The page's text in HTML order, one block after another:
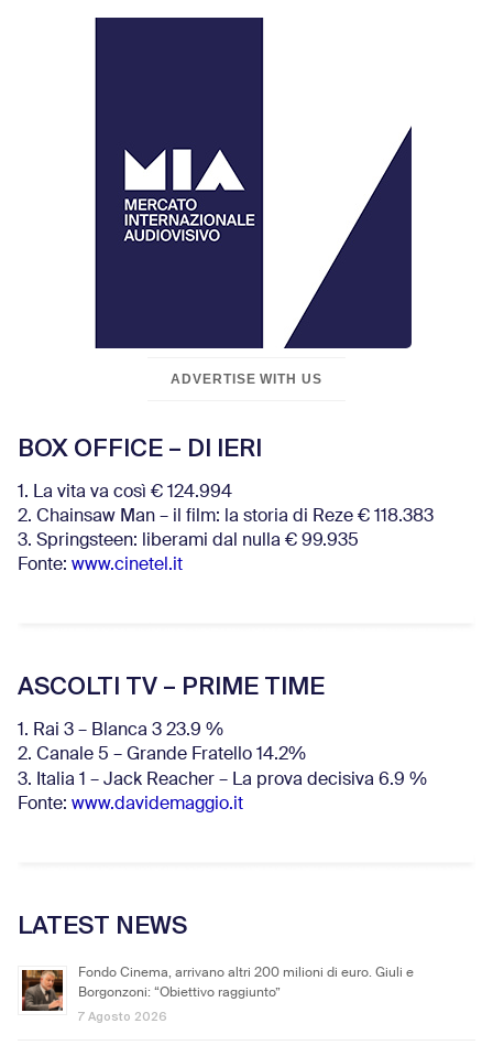
ADVERTISE WITH US
BOX OFFICE – DI IERI
1. La vita va così € 124.994
2. Chainsaw Man – il film: la storia di Reze € 118.383
3. Springsteen: liberami dal nulla € 99.935
Fonte: www.cinetel.it
ASCOLTI TV – PRIME TIME
1. Rai 3 – Blanca 3 23.9 %
2. Canale 5 – Grande Fratello 14.2%
3. Italia 1 – Jack Reacher – La prova decisiva 6.9 %
Fonte: www.davidemaggio.it
LATEST NEWS
Fondo Cinema, arrivano altri 200 milioni di euro. Giuli e
Borgonzoni: “Obiettivo raggiunto”
7 Agosto 2026